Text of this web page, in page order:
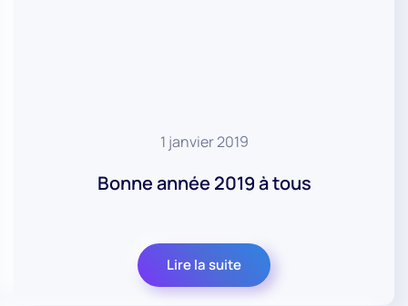
1 janvier 2019
Bonne année 2019 à tous
Lire la suite